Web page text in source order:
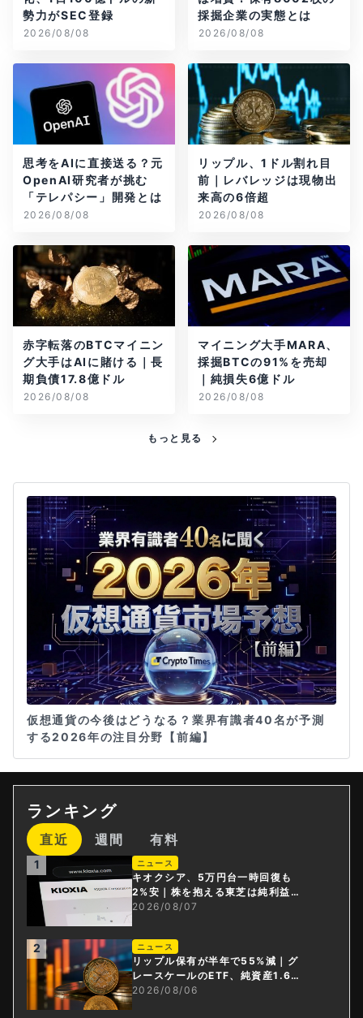
勢力がSEC登録
2026/08/08
採掘企業の実態とは
2026/08/08
思考をAIに直接送る？元
OpenAI研究者が挑む
「テレパシー」開発とは
2026/08/08
リップル、1ドル割れ目
前｜レバレッジは現物出
来高の6倍超
2026/08/08
赤字転落のBTCマイニン
グ大手はAIに賭ける｜長
期負債17.8億ドル
2026/08/08
マイニング大手MARA、
採掘BTCの91%を売却
｜純損失6億ドル
2026/08/08
もっと見る
仮想通貨の今後はどうなる？業界有識者40名が予測
する2026年の注目分野【前編】
ランキング
直近 週間 有料
1 ニュース
キオクシア、5万円台一時回復も
2%安｜株を抱える東芝は純利益3
0倍
2026/08/07
2 ニュース
リップル保有が半年で55%減｜グ
レースケールのETF、純資産1.6億
ドル減
2026/08/06